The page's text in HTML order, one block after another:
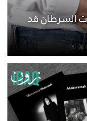
من حالات السرطان قد